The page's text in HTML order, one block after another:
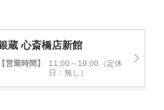
蔵 心斎橋店新館
【営業時間】
11:00～19:00（定休
日：無し）